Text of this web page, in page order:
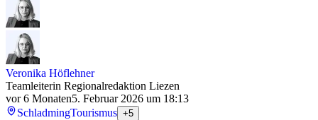
Veronika Höflehner
Teamleiterin Regionalredaktion Liezen
vor 6 Monaten5. Februar 2026 um 18:13
SchladmingTourismus +5